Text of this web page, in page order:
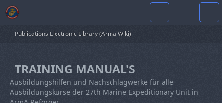
Publications Electronic Library (Arma Wiki)
TRAINING MANUAL'S
Ausbildungshilfen und Nachschlagwerke für alle
Ausbildungskurse der 27th Marine Expeditionary Unit in